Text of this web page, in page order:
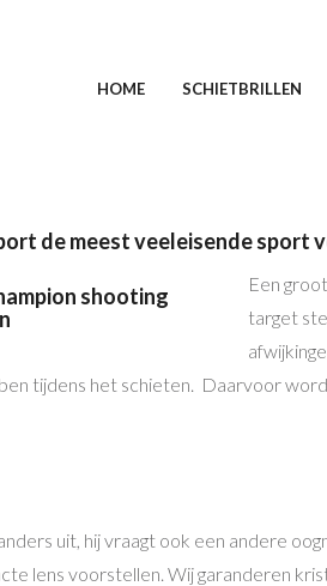
HOME SCHIETBRILLEN
de meest veeleisende sport
Een
target
tijdens het schieten. Daarvoor
uit, hij vraagt ook een andere
lens voorstellen. Wij garanderen